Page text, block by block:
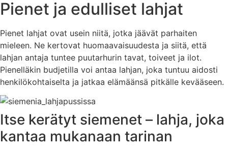
Pienet ja edulliset lahjat
Pienet lahjat ovat usein niitä, jotka jäävät parhaiten
mieleen. Ne kertovat huomaavaisuudesta ja siitä, että
lahjan antaja tuntee puutarhurin tavat, toiveet ja ilot.
Pienelläkin budjetilla voi antaa lahjan, joka tuntuu aidosti
henkilökohtaiselta ja jatkaa elämäänsä pitkälle kevääseen.
Itse kerätyt siemenet – lahja, joka
kantaa mukanaan tarinan